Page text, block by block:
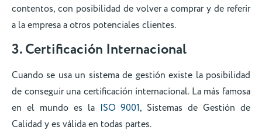
contentos, con posibilidad de volver a comprar y de referir
a la empresa a otros potenciales clientes.
3. Certificación Internacional
Cuando se usa un sistema de gestión existe la posibilidad
de conseguir una certificación internacional. La más famosa
en el mundo es la ISO 9001, Sistemas de Gestión de
Calidad y es válida en todas partes.